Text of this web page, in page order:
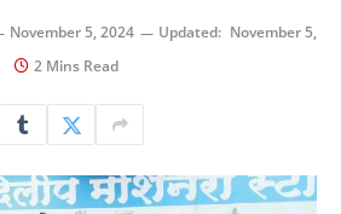
November 5, 2024 Updated: November 5,
2 Mins Read